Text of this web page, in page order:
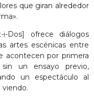
que giran alrededor
Dos] ofrece diálogos
artes escénicas entre
acontecen por primera
un ensayo previo,
un espectáculo al